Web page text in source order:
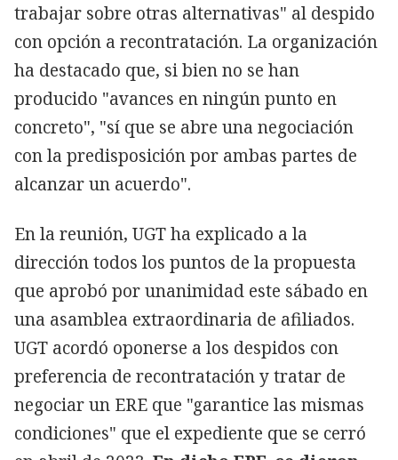
trabajar sobre otras alternativas" al despido
con opción a recontratación. La organización
ha destacado que, si bien no se han
producido "avances en ningún punto en
concreto", "sí que se abre una negociación
con la predisposición por ambas partes de
alcanzar un acuerdo".
En la reunión, UGT ha explicado a la
dirección todos los puntos de la propuesta
que aprobó por unanimidad este sábado en
una asamblea extraordinaria de afiliados.
UGT acordó oponerse a los despidos con
preferencia de recontratación y tratar de
negociar un ERE que "garantice las mismas
condiciones" que el expediente que se cerró